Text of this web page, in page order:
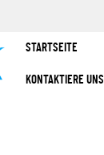
STARTSEITE
KONTAKTIERE UNS